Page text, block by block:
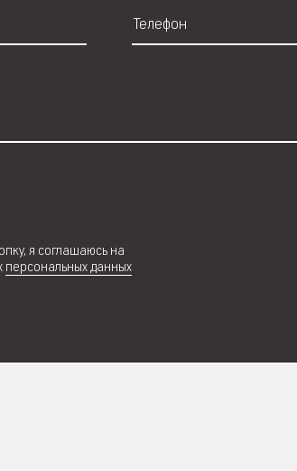
я соглашаюсь на
персональных данных